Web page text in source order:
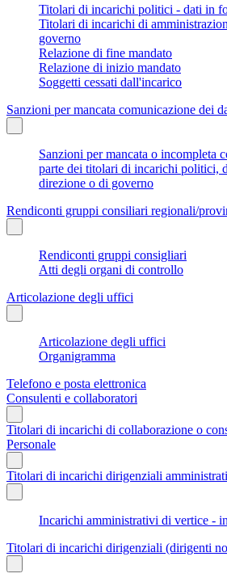
Titolari di incarichi politici - dati in
Titolari di incarichi di
governo
Relazione di fine mandato
Relazione di inizio mandato
Soggetti cessati dall'incarico
Sanzioni per mancata comunicazione dei
Sanzioni per mancata o incompleta
parte dei titolari di incarichi politici,
direzione o di governo
Rendiconti gruppi consiliari regionali/
Rendiconti gruppi consigliari
Atti degli organi di controllo
Articolazione degli uffici
Articolazione degli uffici
Organigramma
Telefono e posta elettronica
Consulenti e collaboratori
Titolari di incarichi di collaborazione o
Personale
Titolari di incarichi dirigenziali
Incarichi amministrativi di vertice -
Titolari di incarichi dirigenziali (dirigenti